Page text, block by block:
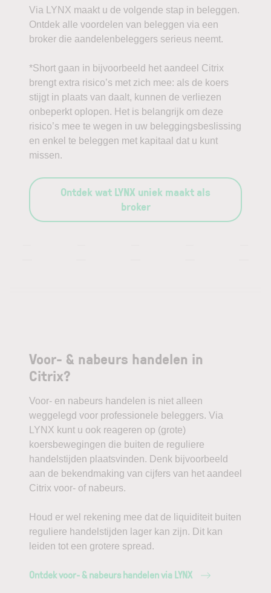
Via LYNX maakt u de volgende stap in beleggen.
Ontdek alle voordelen van beleggen via een
broker die aandelenbeleggers serieus neemt.
*Short gaan in bijvoorbeeld het aandeel Citrix
brengt extra risico’s met zich mee: als de koers
stijgt in plaats van daalt, kunnen de verliezen
onbeperkt oplopen. Het is belangrijk om deze
risico’s mee te wegen in uw beleggingsbeslissing
en enkel te beleggen met kapitaal dat u kunt
missen.
Ontdek wat LYNX uniek maakt als
broker
Voor- & nabeurs handelen in
Citrix?
Voor- en nabeurs handelen is niet alleen
weggelegd voor professionele beleggers. Via
LYNX kunt u ook reageren op (grote)
koersbewegingen die buiten de reguliere
handelstijden plaatsvinden. Denk bijvoorbeeld
aan de bekendmaking van cijfers van het aandeel
Citrix voor- of nabeurs.
Houd er wel rekening mee dat de liquiditeit buiten
reguliere handelstijden lager kan zijn. Dit kan
leiden tot een grotere spread.
Ontdek voor- & nabeurs handelen via LYNX